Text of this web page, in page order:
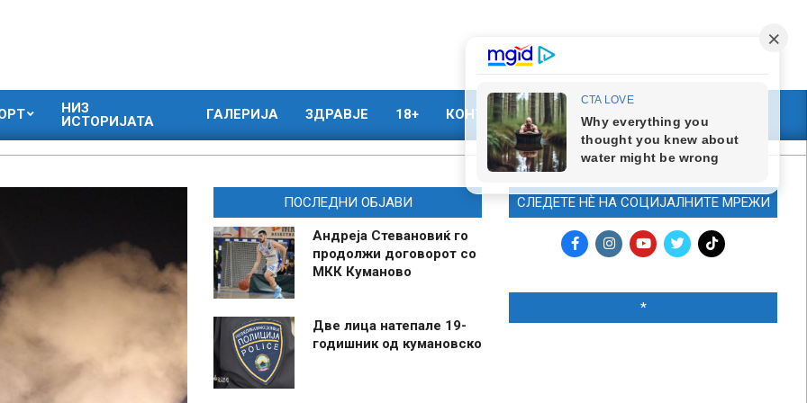
НИЗ
ИСТОРИЈАТА
ГАЛЕРИЈА ЗДРАВЈЕ 18+ КОНТАКТ МАРКЕТИНГ
ПОСЛЕДНИ ОБЈАВИ
Андреја Стевановиќ го
продолжи договорот со
МКК Куманово
Две лица натепале 19-
годишник од кумановско
СЛЕДЕТЕ НЀ НА СОЦИЈАЛНИТЕ МРЕЖИ
*